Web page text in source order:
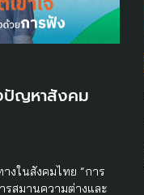
ปัญหาสังคม
งในสังคมไทย “การ
รสมานความต่างและ